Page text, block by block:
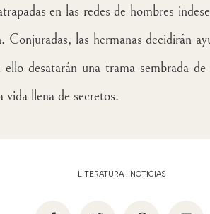
en las redes de hombres
Conjuradas, las hermanas decidirán
desatarán una trama sembrada
vida llena de secretos.
LITERATURA. NOTICIAS